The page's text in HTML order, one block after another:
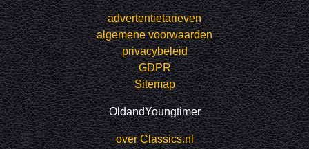
advertentietarieven
algemene voorwaarden
privacybeleid
GDPR
Sitemap
OldandYoungtimer
over Classics.nl